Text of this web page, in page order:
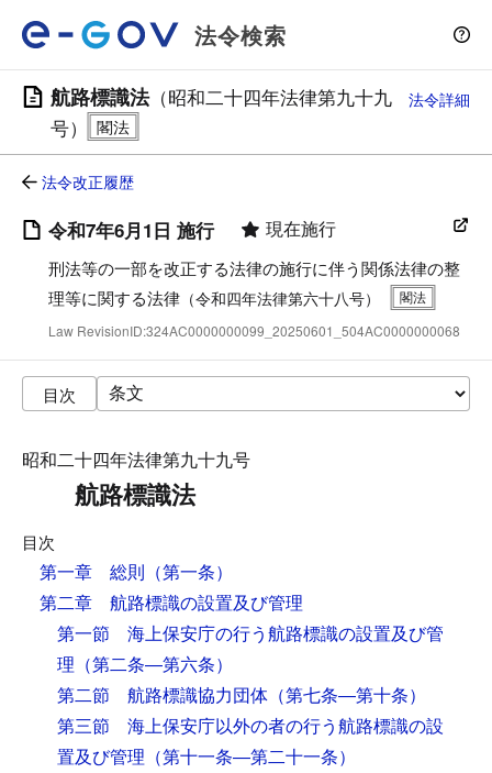
法令検索
航路標識法（昭和二十四年法律第九十九
号）
法令詳細
法令改正履歴
令和7年6月1日 施行 現在施行
刑法等の一部を改正する法律の施行に伴う関係法律の整
理等に関する法律 （令和四年法律第六十八号）
Law RevisionID:324AC0000000099_20250601_504AC0000000068
目次
昭和二十四年法律第九十九号
航路標識法
目次
第一章 総則 （第一条）
第二章 航路標識の設置及び管理
第一節 海上保安庁の行う航路標識の設置及び管
理 （第二条―第六条）
第二節 航路標識協力団体 （第七条―第十条）
第三節 海上保安庁以外の者の行う航路標識の設
置及び管理 （第十一条―第二十一条）